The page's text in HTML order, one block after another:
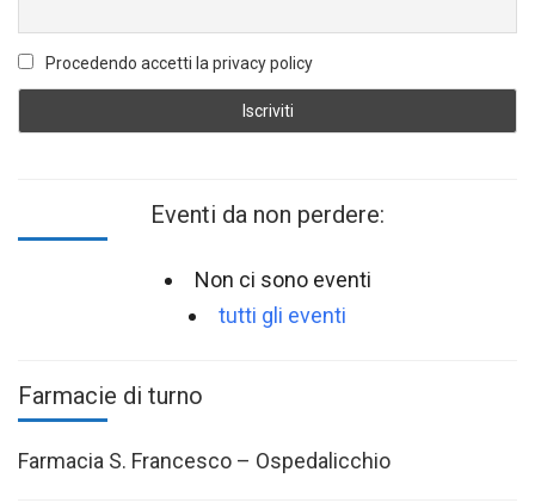
Procedendo accetti la privacy policy
Eventi da non perdere:
Non ci sono eventi
tutti gli eventi
Farmacie di turno
Farmacia S. Francesco – Ospedalicchio